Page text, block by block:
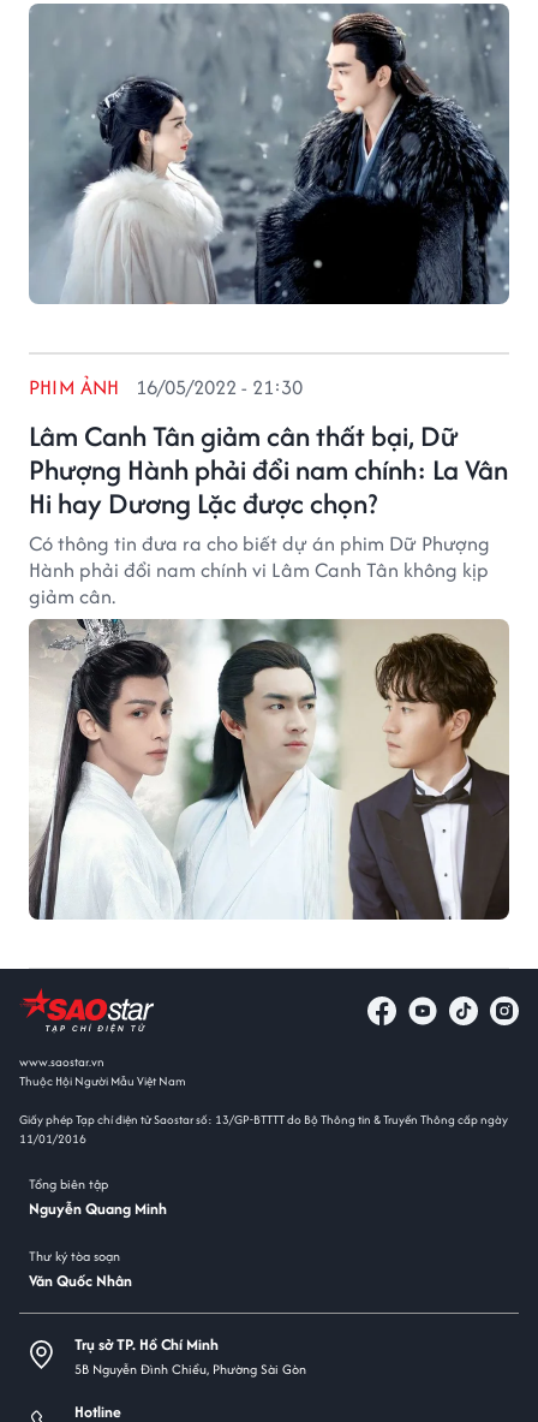
Lâm Canh Tân giảm cân thất bại, Dữ
Phượng Hành phải đổi nam chính: La Vân
Hi hay Dương Lặc được chọn?
PHIM ẢNH 16/05/2022 - 21:30
Có thông tin đưa ra cho biết dự án phim Dữ Phượng
Hành phải đổi nam chính vi Lâm Canh Tân không kịp
giảm cân.
www.saostar.vn
Thuộc Hội Người Mẫu Việt Nam
Giấy phép Tạp chí điện tử Saostar số: 13/GP-BTTTT do Bộ Thông tin & Truyền Thông cấp ngày
11/01/2016
Tổng biên tập
Nguyễn Quang Minh
Thư ký tòa soạn
Văn Quốc Nhân
Trụ sở TP. Hồ Chí Minh
5B Nguyễn Đình Chiểu, Phường Sài Gòn
Hotline